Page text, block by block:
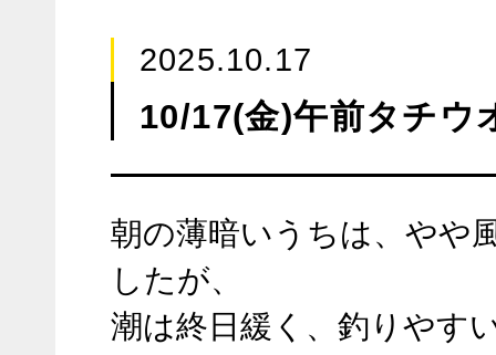
2025.10.17
10/17(金)午前タチウ
朝の薄暗いうちは、やや
たが、
潮は終日緩く、釣りやす